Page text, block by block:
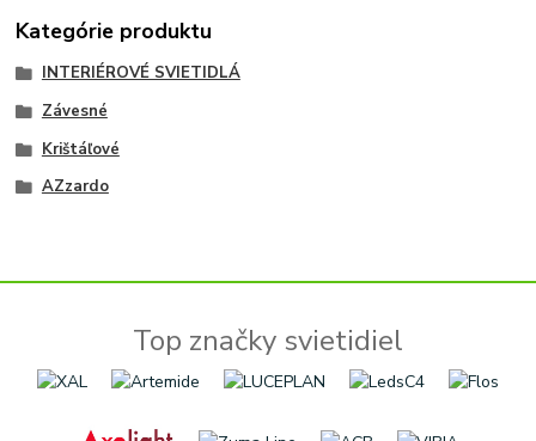
Kategórie produktu
INTERIÉROVÉ SVIETIDLÁ
Závesné
Krištáľové
AZzardo
Top značky svietidiel